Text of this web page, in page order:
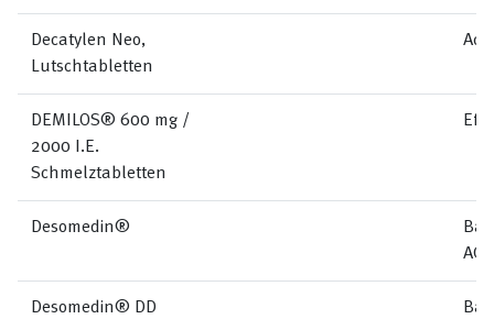
Decatylen Neo,
Lutschtabletten
DEMILOS® 600 mg /
2000 I.E.
Schmelztabletten
Desomedin®
AG
Desomedin® DD